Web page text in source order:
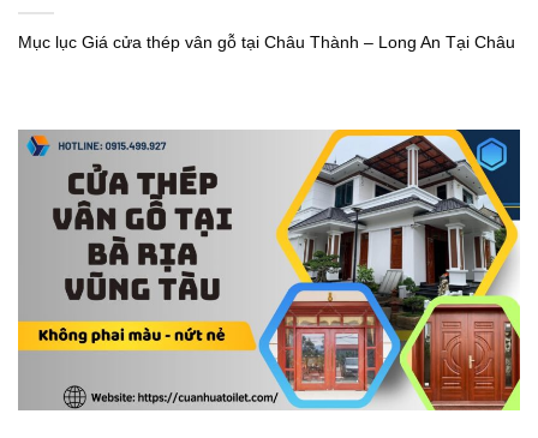
Mục lục Giá cửa thép vân gỗ tại Châu Thành – Long An Tại Châu